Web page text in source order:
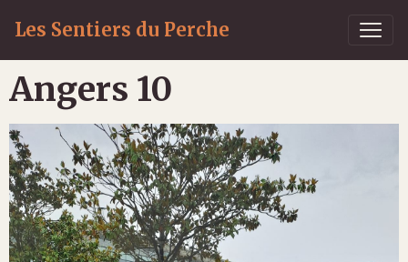
Les Sentiers du Perche
Angers 10